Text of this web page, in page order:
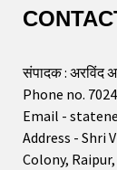
संपादक : अरविंद
Phone no.
Email -
Address - Shri
Colony,